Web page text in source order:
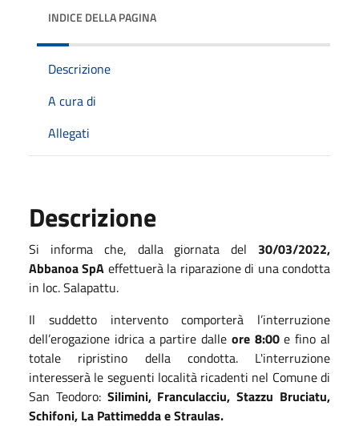
INDICE DELLA PAGINA
Descrizione
A cura di
Allegati
Descrizione
Si informa che, dalla giornata del 30/03/2022,
Abbanoa SpA effettuerà la riparazione di una condotta
in loc. Salapattu.
Il suddetto intervento comporterà l’interruzione
dell’erogazione idrica a partire dalle ore 8:00e fino al
totale ripristino della condotta. L'interruzione
interesserà le seguenti località ricadenti nel Comune di
San Teodoro: Silimini, Franculacciu, Stazzu Bruciatu,
Schifoni, La Pattimedda e Straulas.